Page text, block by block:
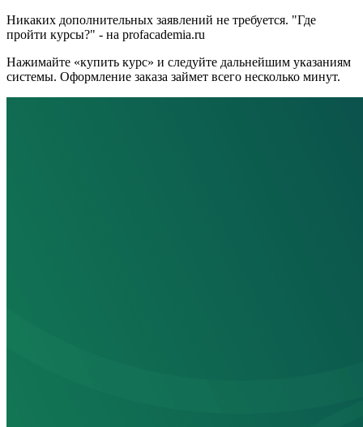
Никаких дополнительных заявлений не требуется. "Где
пройти курсы?" - на profacademia.ru
Нажимайте «купить курс» и следуйте дальнейшим указаниям
системы. Оформление заказа займет всего несколько минут.